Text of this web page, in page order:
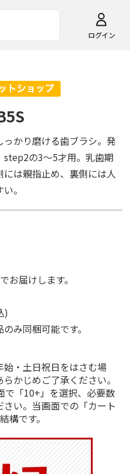
ログイン
かり磨ける歯ブラシ。発
の3～5才用。乳歯期
は親指止め、裏側には人
。
届けします。
)
み同梱可能です。
・土日祝日をはさむ場
かじめご了承ください。
「10+」を選択、必要数
い。当画面での「カート
構です。